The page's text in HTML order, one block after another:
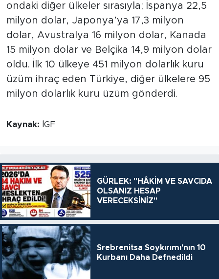
ondaki diğer ülkeler sırasıyla; İspanya 22,5
milyon dolar, Japonya’ya 17,3 milyon
dolar, Avustralya 16 milyon dolar, Kanada
15 milyon dolar ve Belçika 14,9 milyon dolar
oldu. İlk 10 ülkeye 451 milyon dolarlık kuru
üzüm ihraç eden Türkiye, diğer ülkelere 95
milyon dolarlık kuru üzüm gönderdi.
Kaynak: İGF
GÜRLEK: "HÂKİM VE SAVCIDA
OLSANIZ HESAP
VERECEKSİNİZ"
Srebrenitsa Soykırımı'nın 10
Kurbanı Daha Defnedildi